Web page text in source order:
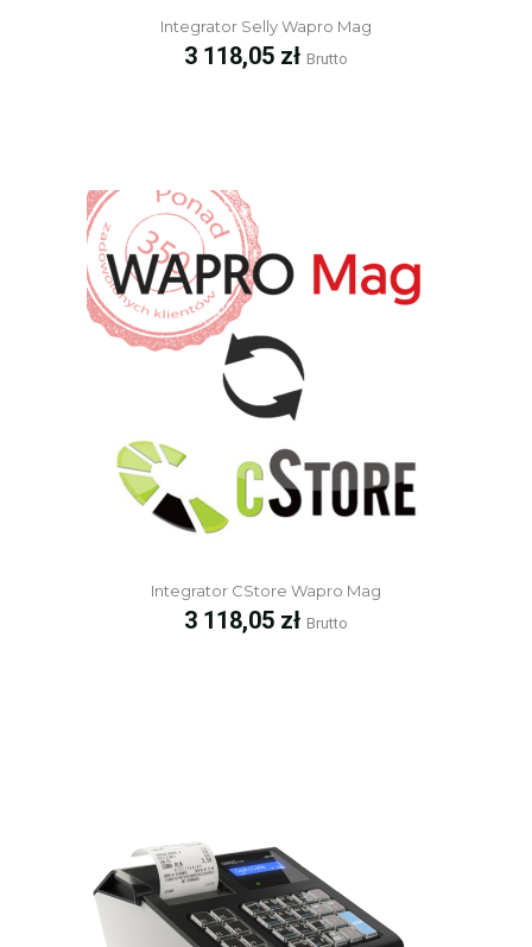
Integrator Selly Wapro Mag
Cena
3 118,05 zł Brutto
Integrator CStore Wapro Mag
Cena
3 118,05 zł Brutto